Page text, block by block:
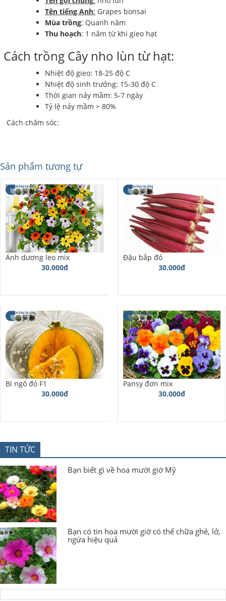
Tên tiếng Anh: Grapes bonsai
Mùa trồng: Quanh năm
Thu hoạch: 1 năm từ khi gieo hạt
Cách trồng Cây nho lùn từ hạt:
Nhiệt độ gieo: 18-25 độ C
Nhiệt độ sinh trưởng: 15-30 độ C
Thời gian nảy mầm: 5-7 ngày
Tỷ lệ nảy mầm > 80%
Cách chăm sóc:
Sản phẩm tương tự
Ánh dương leo mix
30.000đ
Đậu bắp đỏ
30.000đ
Bí ngô đỏ F1
30.000đ
Pansy đơn mix
30.000đ
TIN TỨC
Bạn biết gì về hoa mười giờ Mỹ
Bạn có tin hoa mười giờ có thể chữa ghẻ, lở,
ngứa hiệu quả